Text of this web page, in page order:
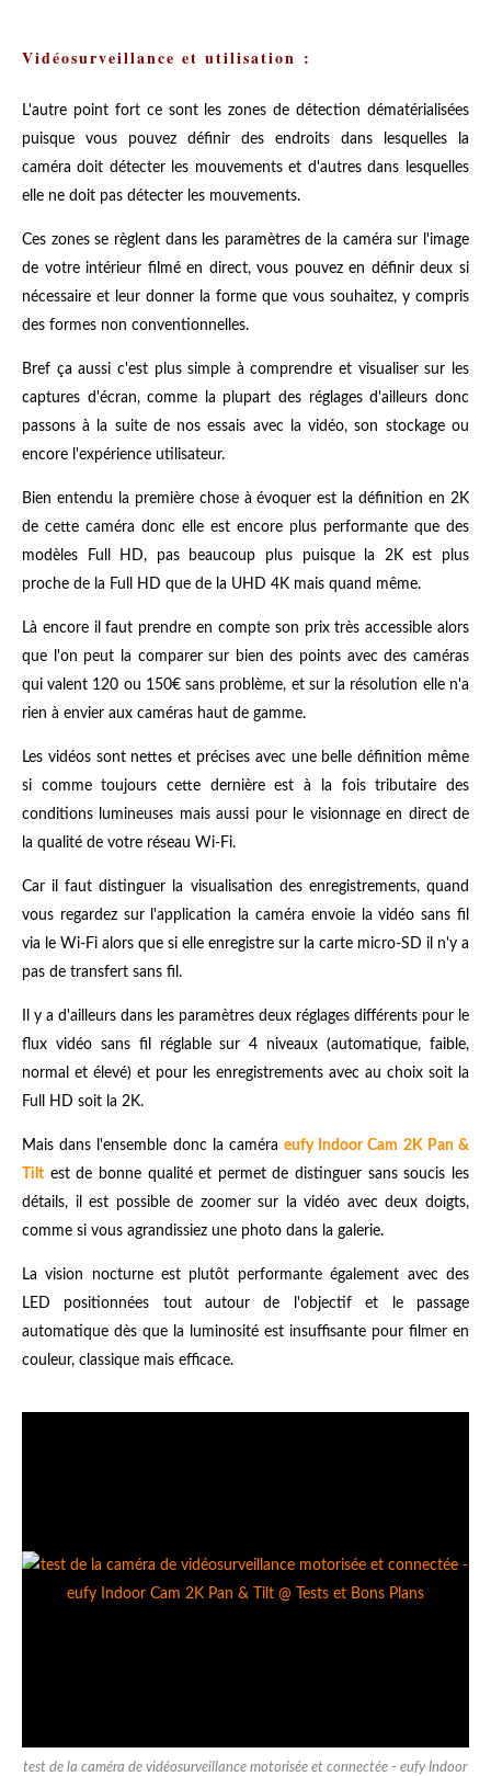
Vidéosurveillance et utilisation :
L'autre point fort ce sont les zones de détection dématérialisées
puisque vous pouvez définir des endroits dans lesquelles la
caméra doit détecter les mouvements et d'autres dans lesquelles
elle ne doit pas détecter les mouvements.
Ces zones se règlent dans les paramètres de la caméra sur l'image
de votre intérieur filmé en direct, vous pouvez en définir deux si
nécessaire et leur donner la forme que vous souhaitez, y compris
des formes non conventionnelles.
Bref ça aussi c'est plus simple à comprendre et visualiser sur les
captures d'écran, comme la plupart des réglages d'ailleurs donc
passons à la suite de nos essais avec la vidéo, son stockage ou
encore l'expérience utilisateur.
Bien entendu la première chose à évoquer est la définition en 2K
de cette caméra donc elle est encore plus performante que des
modèles Full HD, pas beaucoup plus puisque la 2K est plus
proche de la Full HD que de la UHD 4K mais quand même.
Là encore il faut prendre en compte son prix très accessible alors
que l'on peut la comparer sur bien des points avec des caméras
qui valent 120 ou 150€ sans problème, et sur la résolution elle n'a
rien à envier aux caméras haut de gamme.
Les vidéos sont nettes et précises avec une belle définition même
si comme toujours cette dernière est à la fois tributaire des
conditions lumineuses mais aussi pour le visionnage en direct de
la qualité de votre réseau Wi-Fi.
Car il faut distinguer la visualisation des enregistrements, quand
vous regardez sur l'application la caméra envoie la vidéo sans fil
via le Wi-Fi alors que si elle enregistre sur la carte micro-SD il n'y a
pas de transfert sans fil.
Il y a d'ailleurs dans les paramètres deux réglages différents pour le
flux vidéo sans fil réglable sur 4 niveaux (automatique, faible,
normal et élevé) et pour les enregistrements avec au choix soit la
Full HD soit la 2K.
Mais dans l'ensemble donc la caméraeufy Indoor Cam 2K Pan &
Tilt est de bonne qualité et permet de distinguer sans soucis les
détails, il est possible de zoomer sur la vidéo avec deux doigts,
comme si vous agrandissiez une photo dans la galerie.
La vision nocturne est plutôt performante également avec des
LED positionnées tout autour de l'objectif et le passage
automatique dès que la luminosité est insuffisante pour filmer en
couleur, classique mais efficace.
test de la caméra de vidéosurveillance motorisée et connectée - eufy Indoor